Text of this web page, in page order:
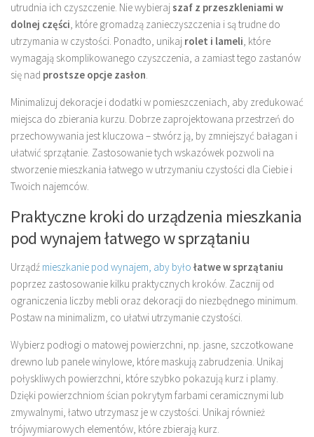
utrudnia ich czyszczenie. Nie wybierajszaf z przeszkleniami w
dolnej części, które gromadzą zanieczyszczenia i są trudne do
utrzymania w czystości. Ponadto, unikaj rolet i lameli, które
wymagają skomplikowanego czyszczenia, a zamiast tego zastanów
się nad prostsze opcje zasłon.
Minimalizuj dekoracje i dodatki w pomieszczeniach, aby zredukować
miejsca do zbierania kurzu. Dobrze zaprojektowana przestrzeń do
przechowywania jest kluczowa – stwórz ją, by zmniejszyć bałagan i
ułatwić sprzątanie. Zastosowanie tych wskazówek pozwoli na
stworzenie mieszkania łatwego w utrzymaniu czystości dla Ciebie i
Twoich najemców.
Praktyczne kroki do urządzenia mieszkania
pod wynajem łatwego w sprzątaniu
Urządź mieszkanie pod wynajem, aby było łatwe w sprzątaniu
poprzez zastosowanie kilku praktycznych kroków. Zacznij od
ograniczenia liczby mebli oraz dekoracji do niezbędnego minimum.
Postaw na minimalizm, co ułatwi utrzymanie czystości.
Wybierz podłogi o matowej powierzchni, np. jasne, szczotkowane
drewno lub panele winylowe, które maskują zabrudzenia. Unikaj
połyskliwych powierzchni, które szybko pokazują kurz i plamy.
Dzięki powierzchniom ścian pokrytym farbami ceramicznymi lub
zmywalnymi, łatwo utrzymasz je w czystości. Unikaj również
trójwymiarowych elementów, które zbierają kurz.